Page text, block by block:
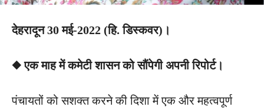
देहरादून 30 मई-2022 (हि. डिस्कवर)।
◆ एक माह में कमेटी शासन को सौंपेगी अपनी रिपोर्ट।
पंचायतों को सशक्त करने की दिशा में एक और महत्वपूर्ण